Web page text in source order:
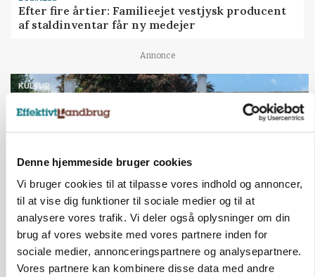
Denne hjemmeside bruger cookies
Vi bruger cookies til at tilpasse vores indhold og annoncer,
til at vise dig funktioner til sociale medier og til at
analysere vores trafik. Vi deler også oplysninger om din
brug af vores website med vores partnere inden for
sociale medier, annonceringspartnere og analysepartnere.
Vores partnere kan kombinere disse data med andre
Efter fire årtier: Familieejet vestjysk producent
af staldinventar får ny medejer
Annonce
KULTUR
Loading...
Jobs
i samarbejde med
80ledige stillinger